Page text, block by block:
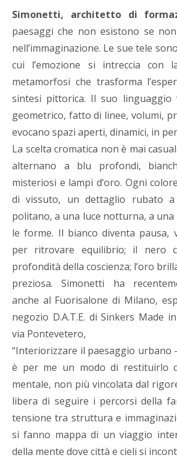
Simonetti, architetto di
paesaggi che non esistono se
nell’immaginazione. Le sue tele
cui l’emozione si intreccia con
metamorfosi che trasforma
sintesi pittorica. Il suo linguaggio
geometrico, fatto di linee, volumi,
evocano spazi aperti, dinamici, in
La scelta cromatica non è mai
alternano a blu profondi,
misteriosi e lampi d’oro. Ogni
di vissuto, un dettaglio rubato
politano, a una luce notturna, a una
le forme. Il bianco diventa pausa,
per ritrovare equilibrio; il nero
profondità della coscienza; l’oro
preziosa. Simonetti ha
anche al Fuorisalone di Milano,
negozio D.A.T.E. di Sinkers Made
via Pontevetero,
“Interiorizzare il paesaggio urbano
è per me un modo di restituirlo
mentale, non più vincolata dal
libera di seguire i percorsi della
tensione tra struttura e
si fanno mappa di un viaggio
della mente dove città e cieli si